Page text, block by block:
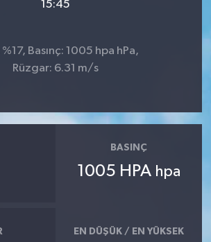
15:45
Basınç: 1005 hpa hPa,
Rüzgar: 6.31 m/s
BASINÇ
1005 HPA hpa
EN DÜŞÜK / EN YÜKSEK